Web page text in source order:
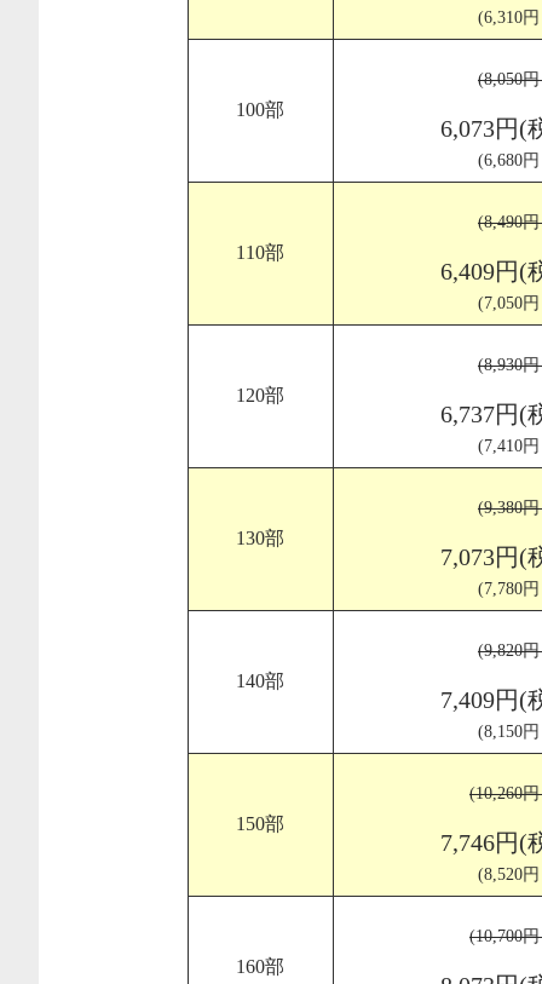
(6,310
100部
(8,050
6,073円(
(6,680
110部
(8,490
6,409円(
(7,050
120部
(8,930
6,737円(
(7,410
130部
(9,380
7,073円(
(7,780
140部
(9,820
7,409円(
(8,150
150部
(10,260
7,746円(
(8,520
160部
(10,700